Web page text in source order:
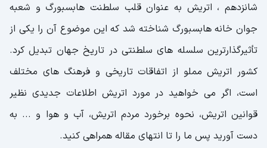
شانزدهم ، اتریش به عنوان قلب سلطنت هابسبورگ و شعبه
جوان خانه هابسبورگ شناخته شد که این موضوع آن را یکی از
تأثیرگذارترین سلسله های سلطنتی در تاریخ جهان تبدیل کرد.
کشور اتریش مملو از اتفاقات تاریخی و فرهنگ های مختلف
است، اگر می خواهید در مورد اتریش اطلاعات جدیدی نظیر
قوانین اتریش، نحوه برخورد مردم اتریش، آب و هوا و ... به
دست آورید پس ما را تا انتهای مقاله همراهی کنید.